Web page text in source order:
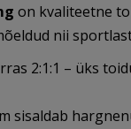
on kvaliteetne
nii
2:1:1 – üks
sisaldab